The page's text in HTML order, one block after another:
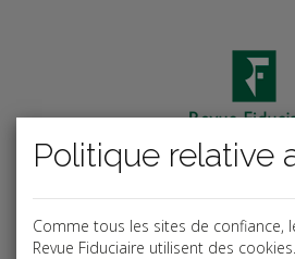
Code ouvrage
Espace
Comme tous les sites de confiance,
Revue Fiduciaire utilisent des